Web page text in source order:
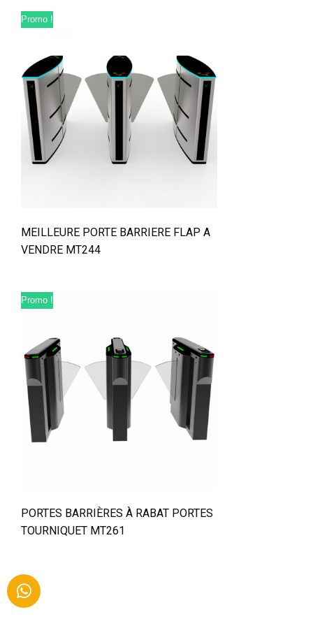
Promo !
MEILLEURE PORTE BARRIERE FLAP A
VENDRE MT244
Promo !
PORTES BARRIÈRES À RABAT PORTES
TOURNIQUET MT261